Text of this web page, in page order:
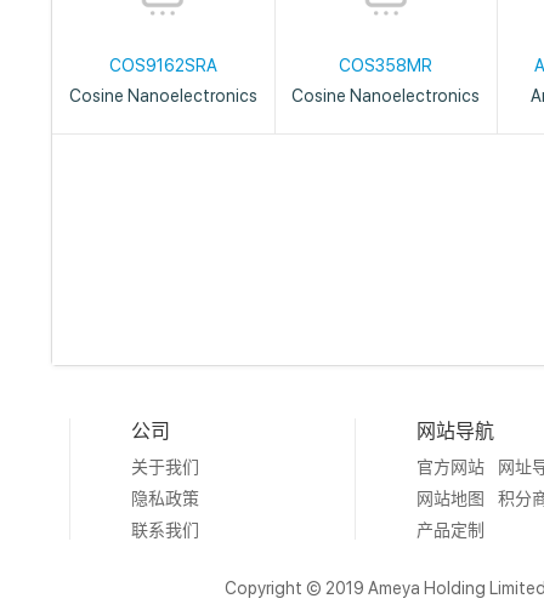
COS9162SRA
Cosine Nanoelectronics
COS358MR
Cosine Nanoelectronics
公司
关于我们
隐私政策
联系我们
网站导航
官方网站
网址
网站地图
积分
产品定制
Copyright © 2019 Ameya Holding